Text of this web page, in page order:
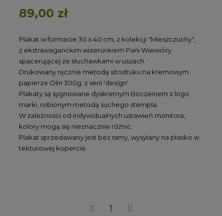
89,00 złBrutto
Plakat w formacie 30 x 40 cm, z kolekcji "Mieszczuchy",
z ekstrawaganckim wizerunkiem Pani Wiewióry
spacerującej ze słuchawkami w uszach.
Drukowany ręcznie metodą sitodruku na kremowym
papierze Olin 300g, z serii 'design'.
Plakaty są sygnowane dyskretnym tłoczeniem z logo
marki, robionym metodą suchego stempla.
W zależności od indywidualnych ustawień monitora,
kolory mogą się nieznacznie różnić.
Plakat sprzedawany jest bez ramy, wysyłany na płasko w
tekturowej kopercie.